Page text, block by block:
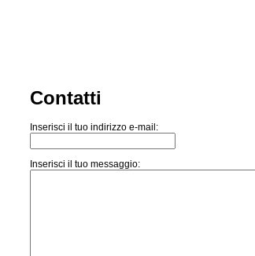
Contatti
Inserisci il tuo indirizzo e-mail:
Inserisci il tuo messaggio: